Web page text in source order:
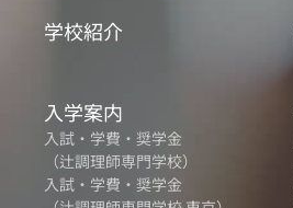
学校紹介
入学案内
入試・学費・奨学金
（辻調理師専門学校）
入試・学費・奨学金